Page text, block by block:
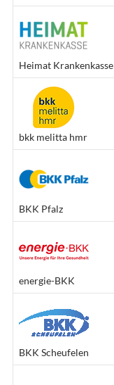
Heimat Krankenkasse
bkk melitta hmr
BKK Pfalz
energie-BKK
BKK Scheufelen